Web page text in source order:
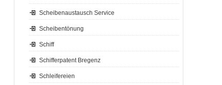
Scheibenaustausch Service
Scheibentönung
Schiff
Schifferpatent Bregenz
Schleifereien